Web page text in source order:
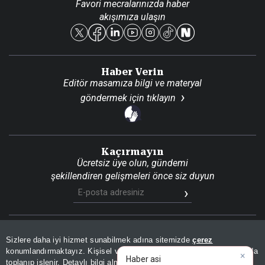
Sizlere daha iyi hizmet sunabilmek adına sitemizdeçerez
konumlandırmaktayız. Kişisel verileriniz, KVKK ve GDPR kapsamında
toplanıp işlenir. Detaylı bilgi almak içinAydınlatma Metnimizi
Reklam Ver
Favori mecralarınızda haber
akışımıza ulaşın
Haber Verin
Editör masamıza bilgi ve materyal
göndermek için tıklayın
Kaçırmayın
Ücretsiz üye olun, gündemi
şekillendiren gelişmeleri önce siz duyun
Son DakikaSite HaritasıRSSKVKK Aydınlatma Metni
Gizlilik PolitikasıÇerez Politikası
×
|